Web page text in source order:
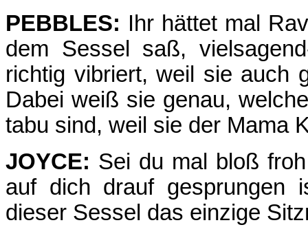
PEBBLES: Ihr hättet mal
dem Sessel saß,
richtig vibriert, weil sie auch
Dabei weiß sie genau,
tabu sind, weil sie der Mama
JOYCE: Sei du mal bloß
auf dich drauf gesprungen
dieser Sessel das einzige